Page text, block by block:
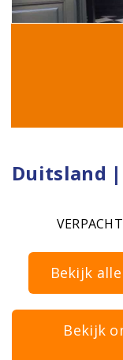
Duitsland
Bekijk
Bekijk